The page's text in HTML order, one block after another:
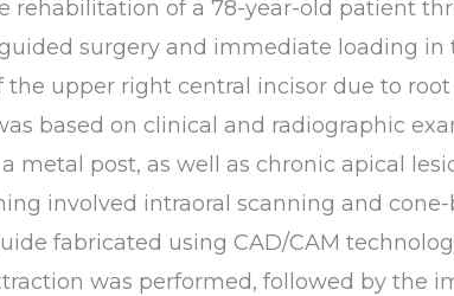
rehabilitation of a 78-year-old patient
surgery and immediate loading in
upper right central incisor due to
based on clinical and radiographic
metal post, as well as chronic apical
involved intraoral scanning and
fabricated using CAD/CAM
was performed, followed by the